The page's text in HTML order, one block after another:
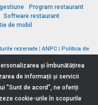
Program restaurant
Software restaurant
de mobil
rezervate|ANPC| Politica de
și îmbunătățirea
de informații și servicii
”Sunt de acord”, ne oferiți
cookie-urile în scopurile